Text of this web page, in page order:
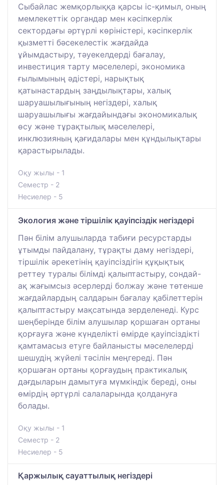
Сыбайлас жемқорлыққа қарсы іс-қимыл, оның
мемлекеттік органдар мен кәсіпкерлік
сектордағы әртүрлі көріністері, кәсіпкерлік
қызметті бәсекелестік жағдайда
ұйымдастыру, тәуекелдерді бағалау,
инвестиция тарту мәселелері, экономика
ғылымының әдістері, нарықтық
қатынастардың заңдылықтары, халық
шаруашылығының негіздері, халық
шаруашылығы жағдайындағы экономикалық
өсу және тұрақтылық мәселелері,
инклюзияның қағидалары мен құндылықтары
қарастырылады.
Оқу жылы - 1
Семестр - 2
Несиелер - 5
Экология және тіршілік қауіпсіздік негіздері
Пән білім алушыларда табиғи ресурстарды
ұтымды пайдалану, тұрақты даму негіздері,
тіршілік әрекетінің қауіпсіздігін құқықтық
реттеу туралы білімді қалыптастыру, сондай-
ақ жағымсыз әсерлерді болжау және төтенше
жағдайлардың салдарын бағалау қабілеттерін
қалыптастыру мақсатында зерделенеді. Курс
шеңберінде білім алушылар қоршаған ортаны
қорғауға және күнделікті өмірде қауіпсіздікті
қамтамасыз етуге байланысты мәселелерді
шешудің жүйелі тәсілін меңгереді. Пән
қоршаған ортаны қорғаудың практикалық
дағдыларын дамытуға мүмкіндік береді, оны
өмірдің әртүрлі салаларында қолдануға
болады.
Оқу жылы - 1
Семестр - 2
Несиелер - 5
Қаржылық сауаттылық негіздері